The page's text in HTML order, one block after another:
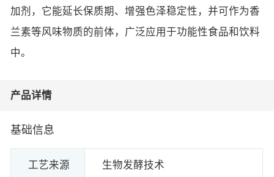
加剂，它能延长保质期、增强色泽稳定性，并可作为香
兰素等风味物质的前体，广泛应用于功能性食品和饮料
中。
产品详情
基础信息
工艺来源 生物发酵技术